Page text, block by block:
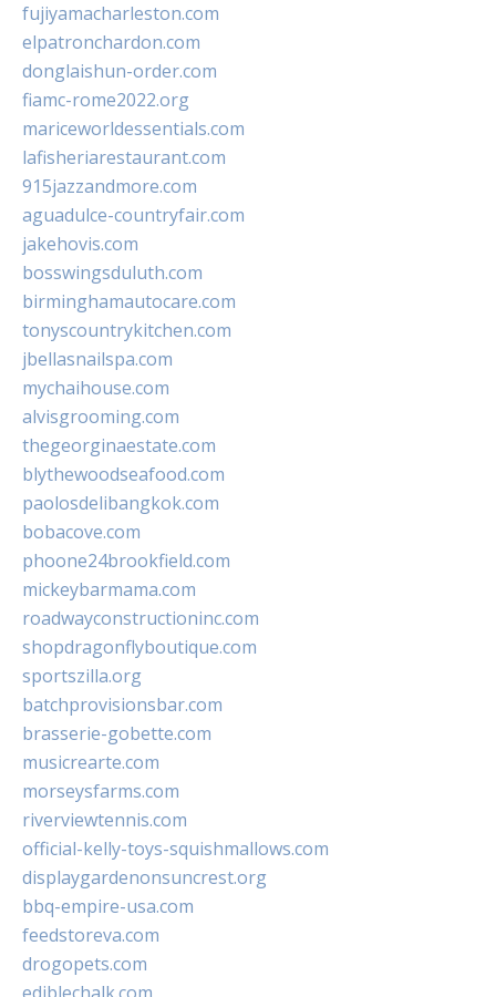
fujiyamacharleston.com
elpatronchardon.com
donglaishun-order.com
fiamc-rome2022.org
mariceworldessentials.com
lafisheriarestaurant.com
915jazzandmore.com
aguadulce-countryfair.com
jakehovis.com
bosswingsduluth.com
birminghamautocare.com
tonyscountrykitchen.com
jbellasnailspa.com
mychaihouse.com
alvisgrooming.com
thegeorginaestate.com
blythewoodseafood.com
paolosdelibangkok.com
bobacove.com
phoone24brookfield.com
mickeybarmama.com
roadwayconstructioninc.com
shopdragonflyboutique.com
sportszilla.org
batchprovisionsbar.com
brasserie-gobette.com
musicrearte.com
morseysfarms.com
riverviewtennis.com
official-kelly-toys-squishmallows.com
displaygardenonsuncrest.org
bbq-empire-usa.com
feedstoreva.com
drogopets.com